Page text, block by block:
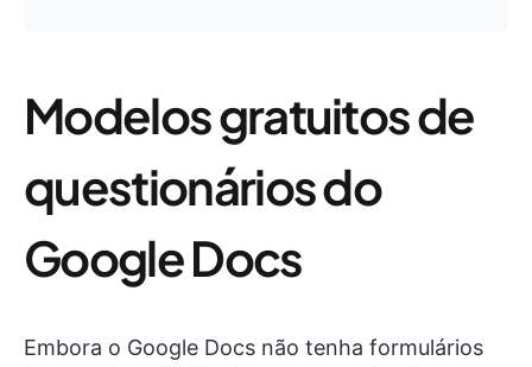
Modelos gratuitos de
questionários do
Google Docs
Embora o Google Docs não tenha formulários